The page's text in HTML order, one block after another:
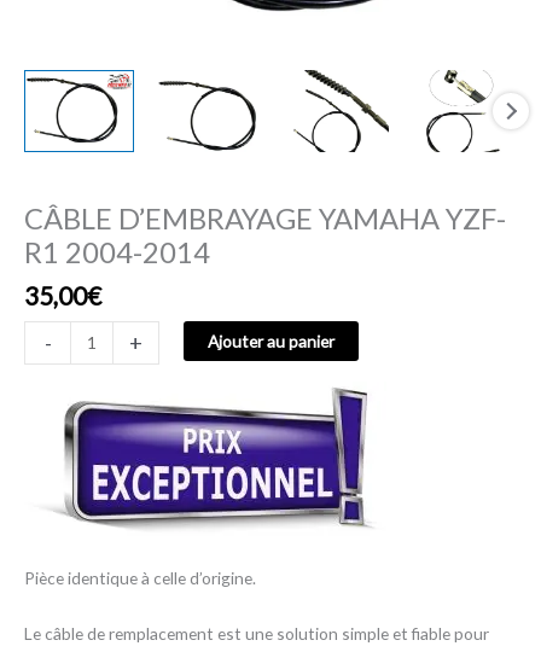
CÂBLE D’EMBRAYAGE YAMAHA YZF-
R1 2004-2014
35,00€
- + Ajouter au panier
Pièce identique à celle d’origine.
Le câble de remplacement est une solution simple et fiable pour